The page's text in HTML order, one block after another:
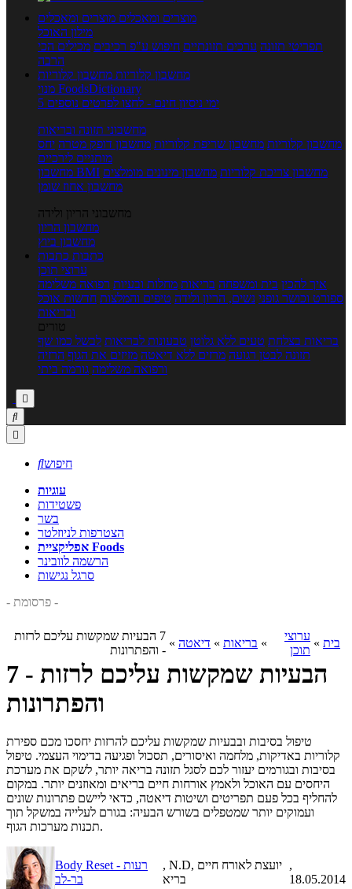
מוצרים ומאכלים מוצרים ומאכלים
מילון האוכל
תפריטי תזונה ערכים תזונתיים חיפוש ע"פ רכיבים מכילים הכי
הרבה
מחשבון קלוריות מחשבון קלוריות
מנוי FoodsDictionary
5 ימי ניסיון חינם - לחצו לפרטים נוספים
מחשבוני תזונה ובריאות
מחשבון קלוריות מחשבון שריפת קלוריות מחשבון דופק מטרה יחס
מותניים לירכיים
מחשבון BMI
מחשבון צריכת קלוריות מחשבון מינונים מומלצים
מחשבון אחוז שומן
מחשבוני הריון ולידה
מחשבון הריון
מחשבון ביוץ
כתבות כתבות
ערוצי תוכן
איך להכין בית ומשפחה בריאות מחלות ובעיות רפואה משלימה
ספורט וכושר גופני נשים, הריון ולידה טיפים והמלצות חדשות אוכל
ובריאות
טורים
בריאות בצלחת טעים ללא גלוטן טבעונות לבריאות לבשל כמו שף
תזונה לבטן רגועה מרזים ללא דיאטה מזיזים את הגוף הרזיה
ורפואה משלימה גורמה ביתי



חיפוש
עוגיות
פשטידות
בשר
הצטרפות לניוזלטר
אפליקציית Foods
הרשמה לוובינר
סרגל נגישות
- פרסומת -
בית »
ערוצי
תוכן
» בריאות » דיאטה »
7 הבעיות שמקשות עליכם לרזות
- והפתרונות
7 הבעיות שמקשות עליכם לרזות -
והפתרונות
טיפול בסיבות ובבעיות שמקשות עליכם להרזות יחסכו מכם ספירת
קלוריות באדיקות, מלחמה ואיסורים, תסכול ופגיעה בדימוי העצמי. טיפול
בסיבות ובגורמים יעזור לכם לסגל תזונה בריאה יותר, לשקם את מערכת
היחסים עם האוכל ולאמץ אורחות חיים בריאים ומאוזנים יותר. במקום
להחליף בכל פעם תפריטים ושיטות דיאטה, כדאי ליישם פתרונות שונים
ועמוקים יותר שמטפלים בשורש הבעיה: בגורם לעלייה במשקל תוך
תכנות מערכות הגוף.
Body Reset - רעות
בר-לב
, N.D, יועצת לאורח חיים
בריא
,
18.05.2014